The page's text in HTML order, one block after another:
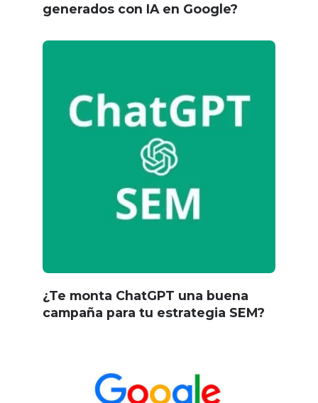
generados con IA en Google?
¿Te monta ChatGPT una buena
campaña para tu estrategia SEM?